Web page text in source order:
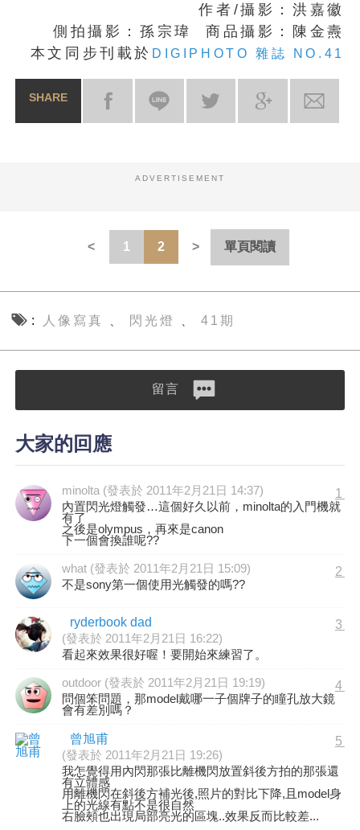
作者/攝影：洪嘉徽
側拍攝影：孫宗瑋 商品攝影：陳金燾
本文同步刊載於 DIGIPHOTO 雜誌 NO.41
SHARE
ADVERTISEMENT
1 2 單頁閱讀
人像寫真 閃光燈 41期
留言
大家的回應
minolta (發表於 2011年2月21日 14:37) 1
內置閃光燈觸發…這個好久以前，minolta的入門機就
有了
之後是olympus，再來是canon
下一個會換誰呢??
what (發表於 2011年2月21日 15:09) 2
不是sony第一個使用光觸發的嗎??
ryderbook dad
(發表於 2011年2月21日 16:22)
3
看起來效果很好喔！要開始來練習了。
outdoor (發表於 2011年2月21日 19:19) 4
問個笨問題，那model戴哪一子個牌子的瞳孔放大鏡
會有差別嗎？
曾旭甫
(發表於 2011年2月21日 19:26)
5
我怎覺得用內閃那張比離機閃放置斜後方拍的那張還
有立體感
用離機閃在斜後方補光後,照片的對比下降,且model身
上的光線有點不是很自然
右臉頰也出現局部亮光的區塊..效果反而比較差...